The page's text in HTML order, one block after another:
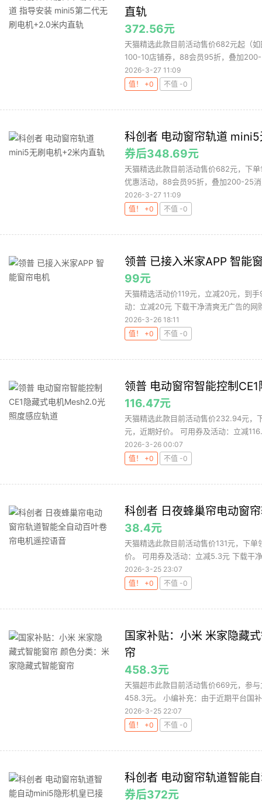
直轨
372.56元
天猫精选此款目前活动售价682元起（
100-10店铺券，88会员95折，叠加
2026-3-27 11:09
值！ +0
不值 -0
科创者 电动窗帘轨道
券后348.69元
天猫精选此款目前活动售价682元，下
优惠活动，88会员95折，叠加200-25
2026-3-27 11:09
值！ +0
不值 -0
领普 已接入米家APP 智能
99元
天猫精选活动价119元，立减20元，到
动：立减20元 下载干净清爽无广告的网
2026-3-26 18:11
值！ +0
不值 -0
领普 电动窗帘智能控制
116.47元
天猫精选此款目前活动售价232.94元，
元，近期好价。 可用券及活动：立减
2026-3-26 00:07
值！ +0
不值 -0
科创者 日夜蜂巢帘电动窗
38.4元
天猫精选此款目前活动售价131元，下
价。 可用券及活动：立减5.3元 下载干
2026-3-25 23:07
值！ +0
不值 -0
国家补贴：小米 米家隐藏
帘
458.3元
天猫超市此款目前活动售价669元，参
458.3元。 小编补充：由于近期平台国
2026-3-25 22:07
值！ +0
不值 -0
科创者 电动窗帘轨道智能
券后372元